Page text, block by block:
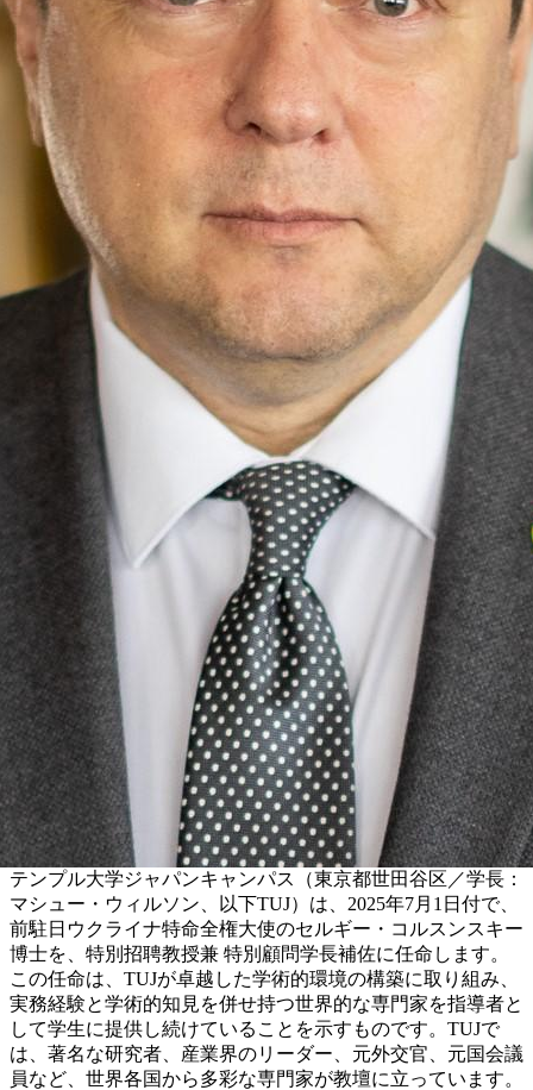
テンプル大学ジャパンキャンパス（東京都世田谷区／学長：
マシュー・ウィルソン、以下TUJ）は、2025年7月1日付で、
前駐日ウクライナ特命全権大使のセルギー・コルスンスキー
博士を、特別招聘教授兼 特別顧問学長補佐に任命します。
この任命は、TUJが卓越した学術的環境の構築に取り組み、
実務経験と学術的知見を併せ持つ世界的な専門家を指導者と
して学生に提供し続けていることを示すものです。TUJで
は、著名な研究者、産業界のリーダー、元外交官、元国会議
員など、世界各国から多彩な専門家が教壇に立っています。